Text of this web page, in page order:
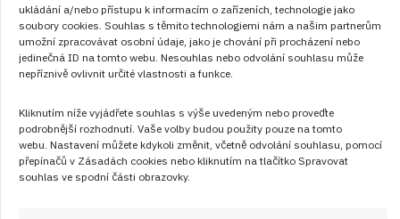
ukládání a/nebo přístupu k informacím o zařízeních, technologie jako
soubory cookies. Souhlas s těmito technologiemi nám a našim partnerům
umožní zpracovávat osobní údaje, jako je chování při procházení nebo
jedinečná ID na tomto webu. Nesouhlas nebo odvolání souhlasu může
nepříznivě ovlivnit určité vlastnosti a funkce.
Kliknutím níže vyjádřete souhlas s výše uvedeným nebo proveďte
podrobnější rozhodnutí. Vaše volby budou použity pouze na tomto
webu. Nastavení můžete kdykoli změnit, včetně odvolání souhlasu, pomocí
přepínačů v Zásadách cookies nebo kliknutím na tlačítko Spravovat
souhlas ve spodní části obrazovky.
Recept na Štefánskou sekanou pečínku: Tento tradiční
recept je ideální na oběd pro celou rodinu a díky vařeným
vejcím v sekané vypadá i skvěle na talíři. Prohlédněte si
ČÍST RECEPT